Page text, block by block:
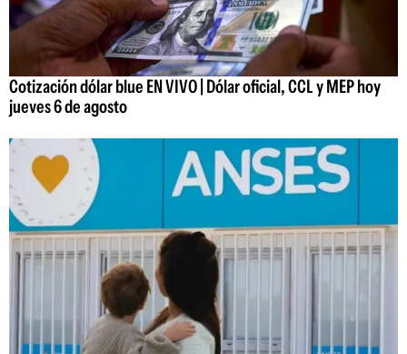
Cotización dólar blue EN VIVO | Dólar oficial, CCL y MEP hoy
jueves 6 de agosto